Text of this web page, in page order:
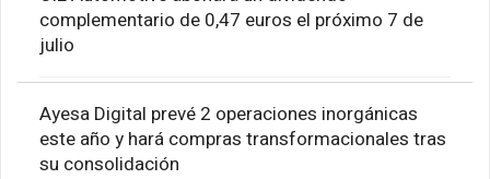
complementario de 0,47 euros el próximo 7 de
julio
Ayesa Digital prevé 2 operaciones inorgánicas
este año y hará compras transformacionales tras
su consolidación